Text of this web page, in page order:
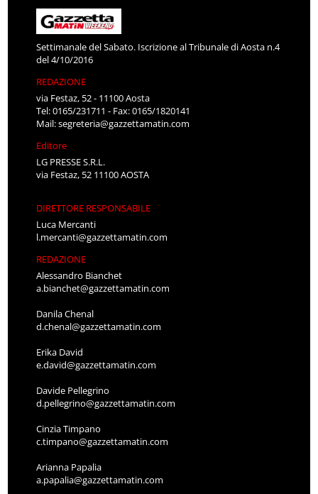
Settimanale del Sabato. Iscrizione al Tribunale di Aosta n.4
del 4/10/2016
REDAZIONE
via Festaz, 52 - 11100 Aosta
Tel: 0165/231711 - Fax: 0165/1820141
Mail:segreteria@gazzettamatin.com
Editore
LG PRESSE S.R.L.
via Festaz, 52 11100 AOSTA
DIRETTORE RESPONSABILE
Luca Mercanti
l.mercanti@gazzettamatin.com
REDAZIONE
Alessandro Bianchet
a.bianchet@gazzettamatin.com
Danila Chenal
d.chenal@gazzettamatin.com
Erika David
e.david@gazzettamatin.com
Davide Pellegrino
d.pellegrino@gazzettamatin.com
Cinzia Timpano
c.timpano@gazzettamatin.com
Arianna Papalia
a.papalia@gazzettamatin.com